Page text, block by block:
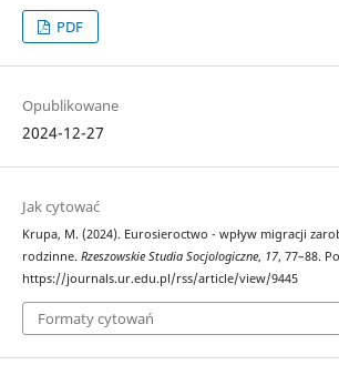
PDF
Opublikowane
2024-12-27
Jak cytować
Krupa, M. (2024). Eurosieroctwo - wpływ migracji
rodzinne. Rzeszowskie Studia Socjologiczne, 17, 77–88.
https://journals.ur.edu.pl/rss/article/view/9445
Formaty cytowań